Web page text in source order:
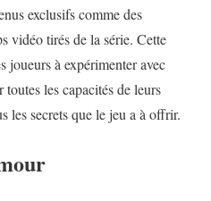
exclusifs comme des
vidéo tirés de la série. Cette
joueurs à expérimenter avec
les capacités de leurs
les secrets que le jeu a à offrir.